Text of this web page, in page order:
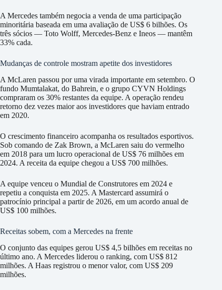
A Mercedes também negocia a venda de uma participação
minoritária baseada em uma avaliação de US$ 6 bilhões. Os
três sócios — Toto Wolff, Mercedes-Benz e Ineos — mantêm
33% cada.
Mudanças de controle mostram apetite dos investidores
A McLaren passou por uma virada importante em setembro. O
fundo Mumtalakat, do Bahrein, e o grupo CYVN Holdings
compraram os 30% restantes da equipe. A operação rendeu
retorno dez vezes maior aos investidores que haviam entrado
em 2020.
O crescimento financeiro acompanha os resultados esportivos.
Sob comando de Zak Brown, a McLaren saiu do vermelho
em 2018 para um lucro operacional de US$ 76 milhões em
2024. A receita da equipe chegou a US$ 700 milhões.
A equipe venceu o Mundial de Construtores em 2024 e
repetiu a conquista em 2025. A Mastercard assumirá o
patrocínio principal a partir de 2026, em um acordo anual de
US$ 100 milhões.
Receitas sobem, com a Mercedes na frente
O conjunto das equipes gerou US$ 4,5 bilhões em receitas no
último ano. A Mercedes liderou o ranking, com US$ 812
milhões. A Haas registrou o menor valor, com US$ 209
milhões.